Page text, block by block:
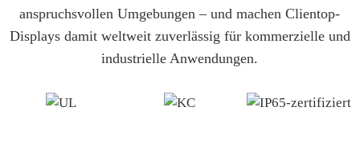
anspruchsvollen Umgebungen – und machen Clientop-
Displays damit weltweit zuverlässig für kommerzielle und
industrielle Anwendungen.